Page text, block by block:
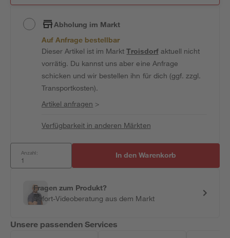
Abholung im Markt
Auf Anfrage bestellbar
Dieser Artikel ist im MarktTroisdorfaktuell nicht
vorrätig. Du kannst uns aber eine Anfrage
schicken und wir bestellen ihn für dich (ggf. zzgl.
Transportkosten).
Artikel anfragen >
Verfügbarkeit in anderen Märkten
Anzahl: In den Warenkorb
Fragen zum Produkt?
Sofort-Videoberatung aus dem Markt
Unsere passenden Services